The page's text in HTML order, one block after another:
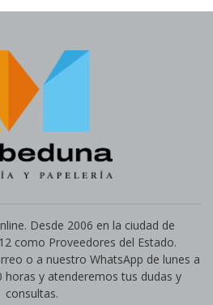
Desde 2006 en la ciudad de
como Proveedores del Estado.
o a nuestro WhatsApp de lunes a
horas y atenderemos tus dudas y
consultas.